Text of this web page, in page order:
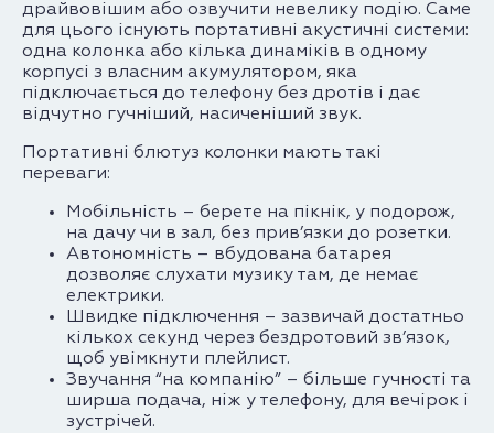
драйвовішим або озвучити невелику подію. Саме
для цього існують портативні акустичні системи:
одна колонка або кілька динаміків в одному
корпусі з власним акумулятором, яка
підключається до телефону без дротів і дає
відчутно гучніший, насиченіший звук.
Портативні блютуз колонки мають такі
переваги:
Мобільність – берете на пікнік, у подорож,
на дачу чи в зал, без прив’язки до розетки.
Автономність – вбудована батарея
дозволяє слухати музику там, де немає
електрики.
Швидке підключення – зазвичай достатньо
кількох секунд через бездротовий зв’язок,
щоб увімкнути плейлист.
Звучання “на компанію” – більше гучності та
ширша подача, ніж у телефону, для вечірок і
зустрічей.